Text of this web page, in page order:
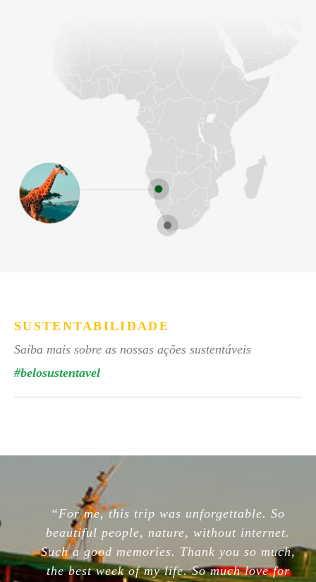
SUSTENTABILIDADE
Saiba mais sobre as nossas ações sustentáveis
#belosustentavel
“For me, this trip was unforgettable. So
beautiful people, nature, without internet.
Such a good memories. Thank you so much,
the best week of my life. So much love for